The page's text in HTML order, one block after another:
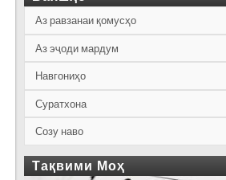
Аз равзанаи қомусҳо
Аз эҷоди мардум
Навгониҳо
Суратхона
Созу наво
Тақвими Моҳ